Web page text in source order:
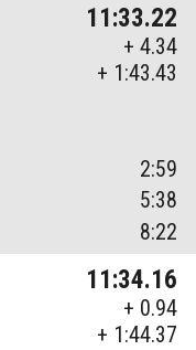
11:33.22
+ 4.34
+ 1:43.43
2:59
5:38
8:22
11:34.16
+ 0.94
+ 1:44.37